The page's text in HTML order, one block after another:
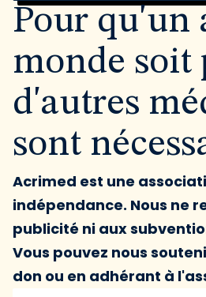
Pour qu'un
monde soit
d'autres
sont
Acrimed est une
indépendance. Nous ne
publicité ni aux
Vous pouvez nous
don ou en adhérant à